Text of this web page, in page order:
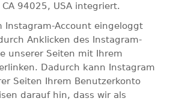
CA 94025, USA integriert.
Instagram-Account eingeloggt
Anklicken des Instagram-
unserer Seiten mit Ihrem
Dadurch kann Instagram
Seiten Ihrem Benutzerkonto
darauf hin, dass wir als